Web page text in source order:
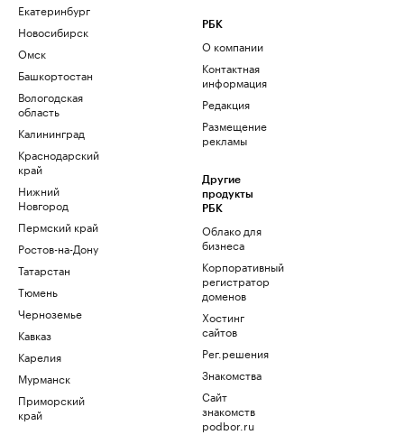
Екатеринбург
Новосибирск
Омск
Башкортостан
Вологодская
область
Калининград
Краснодарский
край
Нижний
Новгород
Пермский край
Ростов-на-Дону
Татарстан
Тюмень
Черноземье
Кавказ
Карелия
Мурманск
Приморский
край
РБК
О компании
Контактная
информация
Редакция
Размещение
рекламы
Другие
продукты
РБК
Облако для
бизнеса
Корпоративный
регистратор
доменов
Хостинг
сайтов
Рег.решения
Знакомства
Сайт
знакомств
podbor.ru